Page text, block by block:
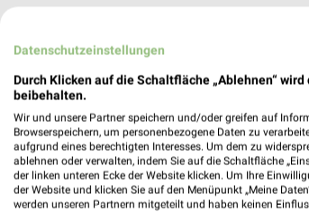
Datenschutzeinstellungen
Durch Klicken auf die Schaltfläche „Ablehnen“
beibehalten.
Wir und unsere Partner speichern und/oder greifen auf
Browserspeichern, um personenbezogene Daten zu
aufgrund eines berechtigten Interesses. Um dem zu
ablehnen oder verwalten, indem Sie auf die Schaltfläche
der linken unteren Ecke der Website klicken. Um Ihre
der Website und klicken Sie auf den Menüpunkt „Meine
werden unseren Partnern mitgeteilt und haben keinen